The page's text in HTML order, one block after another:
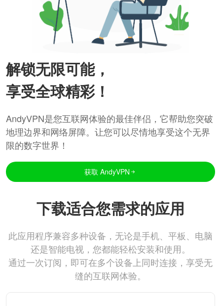
解锁无限可能，
享受全球精彩！
AndyVPN是您互联网体验的最佳伴侣，它帮助您突破
地理边界和网络屏障。让您可以尽情地享受这个无界
限的数字世界！
获取 AndyVPN
下载适合您需求的应用
此应用程序兼容多种设备，无论是手机、平板、电脑
还是智能电视，您都能轻松安装和使用。
通过一次订阅，即可在多个设备上同时连接，享受无
缝的互联网体验。